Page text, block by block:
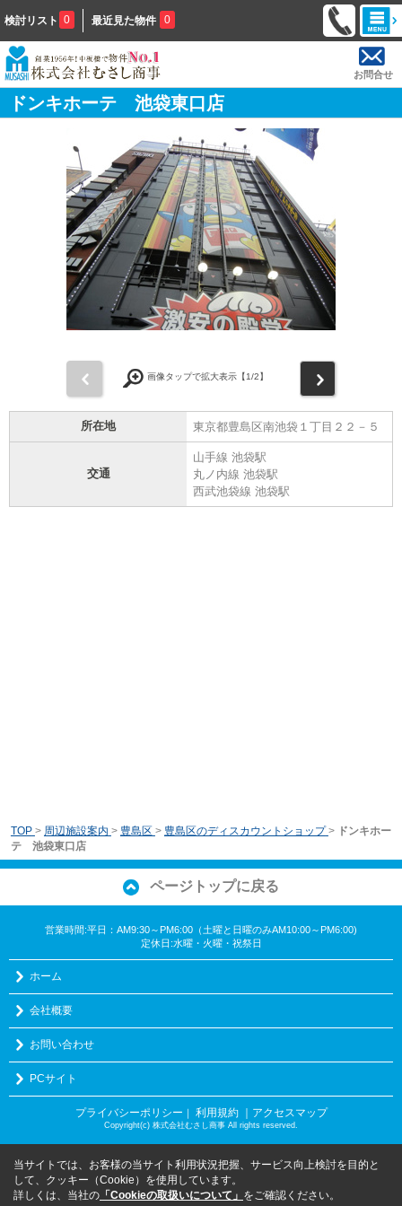
検討リスト 0 最近見た物件 0
お問合せ
ドンキホーテ 池袋東口店
画像タップで拡大表示【1/2】
所在地 東京都豊島区南池袋１丁目２２－５
交通
山手線 池袋駅
丸ノ内線 池袋駅
西武池袋線 池袋駅
TOP > 周辺施設案内 > 豊島区 > 豊島区のディスカウントショップ > ドンキホー
テ 池袋東口店
ページトップに戻る
営業時間:平日：AM9:30～PM6:00（土曜と日曜のみAM10:00～PM6:00)
定休日:水曜・火曜・祝祭日
ホーム
会社概要
お問い合わせ
PCサイト
プライバシーポリシー ｜ 利用規約 ｜アクセスマップ
Copyright(c) 株式会社むさし商事 All rights reserved.
当サイトでは、お客様の当サイト利用状況把握、サービス向上検討を目的と
して、クッキー（Cookie）を使用しています。
詳しくは、当社の 「Cookieの取扱いについて」 をご確認ください。